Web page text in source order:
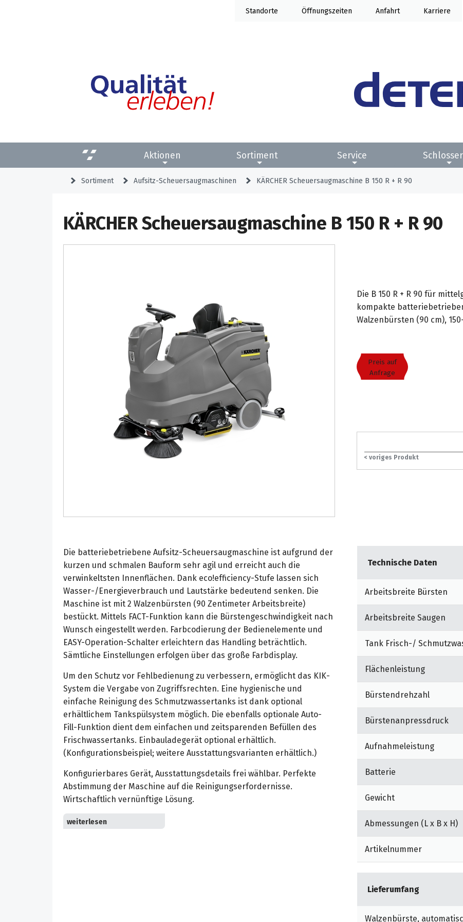
Standorte Öffnung Anfahrt Karriere
Aktionen Sortiment Service
Sortiment Aufsitz-Scheuersaugmaschinen KÄRCHER Scheuersaugmaschine B 150 R + R 90
KÄRCHER Scheuersaugmaschine B 150 R + R 90
Die B 150 R + R 90 für
kompakte
Walzenbürsten (90 cm),
Preis auf
Anfrage
< voriges Produkt
Die batteriebetriebene Aufsitz-Scheuersaugmaschine ist aufgrund der
kurzen und schmalen Bauform sehr agil und erreicht auch die
verwinkeltsten Innenflächen. Dank eco!efficiency-Stufe lassen sich
Wasser-/Energieverbrauch und Lautstärke bedeutend senken. Die
Maschine ist mit 2 Walzenbürsten (90 Zentimeter Arbeitsbreite)
bestückt. Mittels FACT-Funktion kann die Bürstengeschwindigkeit nach
Wunsch eingestellt werden. Farbcodierung der Bedienelemente und
EASY-Operation-Schalter erleichtern das Handling beträchtlich.
Sämtliche Einstellungen erfolgen über das große Farbdisplay.
Um den Schutz vor Fehlbedienung zu verbessern, ermöglicht das KIK-
System die Vergabe von Zugriffsrechten. Eine hygienische und
einfache Reinigung des Schmutzwassertanks ist dank optional
erhältlichem Tankspülsystem möglich. Die ebenfalls optionale Auto-
Fill-Funktion dient dem einfachen und zeitsparenden Befüllen des
Frischwassertanks. Einbauladegerät optional erhältlich.
(Konfigurationsbeispiel; weitere Ausstattungsvarianten erhältlich.)
Konfigurierbares Gerät, Ausstattungsdetails frei wählbar. Perfekte
Abstimmung der Maschine auf die Reinigungserfordernisse.
Wirtschaftlich vernünftige Lösung.
KIK-System für höhere Sicherheit vor falscher Bedienung und
Senkung der Servicekosten. Optimale Anpassung auf die individuellen
Technische Daten
Arbeitsbreite Bürsten
Arbeitsbreite Saugen
Tank Frisch-/
Flächenleistung
Bürstendrehzahl
Bürstenanpressdruck
Aufnahmeleistung
Batterie
Gewicht
Abmessungen (L x B x H)
Artikelnummer
Lieferumfang
Walzenbürste,